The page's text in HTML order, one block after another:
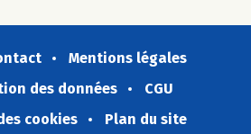
Mentions légales
des données
CGU
cookies
Plan du site